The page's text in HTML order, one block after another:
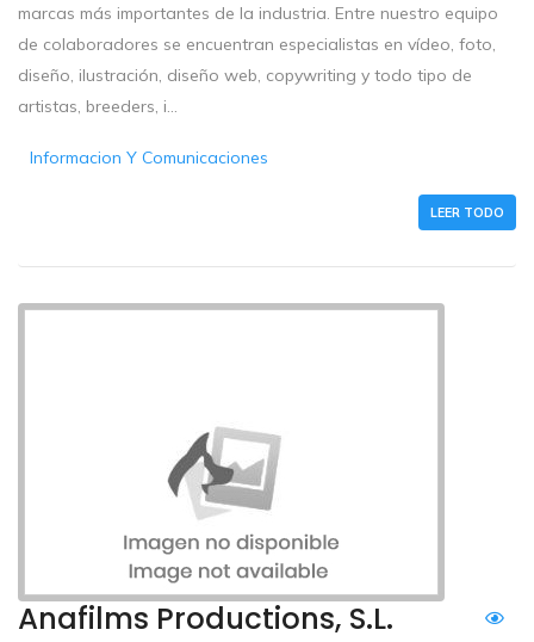
marcas más importantes de la industria. Entre nuestro equipo
de colaboradores se encuentran especialistas en vídeo, foto,
diseño, ilustración, diseño web, copywriting y todo tipo de
artistas, breeders, i...
Informacion Y Comunicaciones
LEER TODO
Anafilms Productions, S.L.